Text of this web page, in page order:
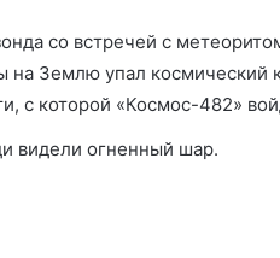
со встречей с
на Землю упал космический
с которой «Космос-482»
видели огненный шар.